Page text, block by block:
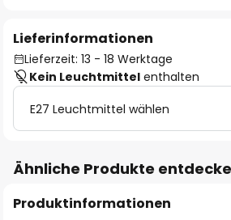
Lieferinformationen
Lieferzeit: 13 - 18 Werktage
Kein Leuchtmittel enthalten
E27 Leuchtmittel wählen
Ähnliche Produkte
Produktinformationen